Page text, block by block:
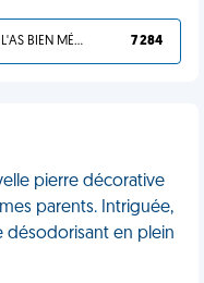
TU L'AS BIEN MÉRITÉ 7 284
pierre décorative
parents. Intriguée,
désodorisant en plein